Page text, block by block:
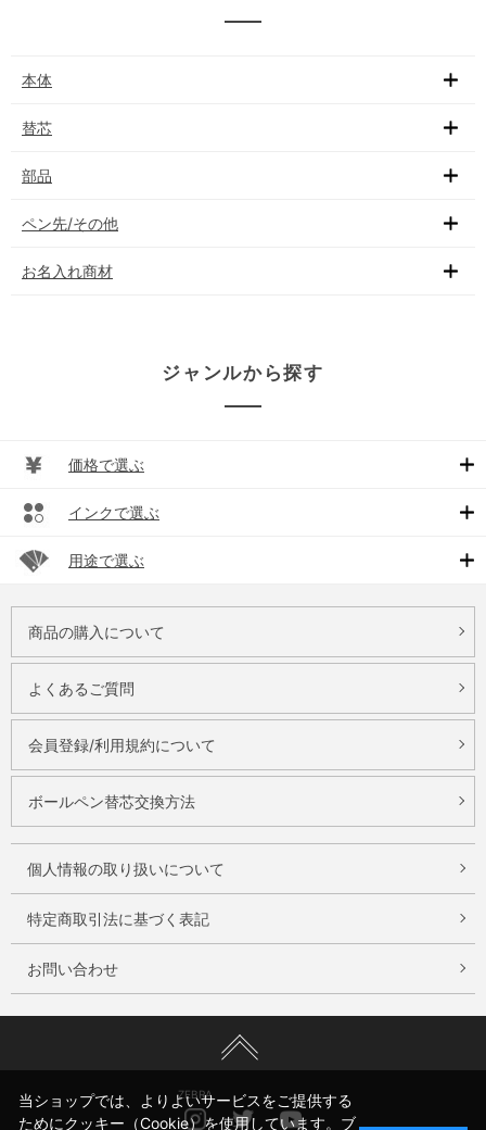
本体
替芯
部品
ペン先/その他
お名入れ商材
ジャンルから探す
価格で選ぶ
インクで選ぶ
用途で選ぶ
商品の購入について
よくあるご質問
会員登録/利用規約について
ボールペン替芯交換方法
個人情報の取り扱いについて
特定商取引法に基づく表記
お問い合わせ
ZEBRA
InstagramTwitterYoutube
当ショップでは、よりよいサービスをご提供する
ためにクッキー（Cookie）を使用しています。ブ